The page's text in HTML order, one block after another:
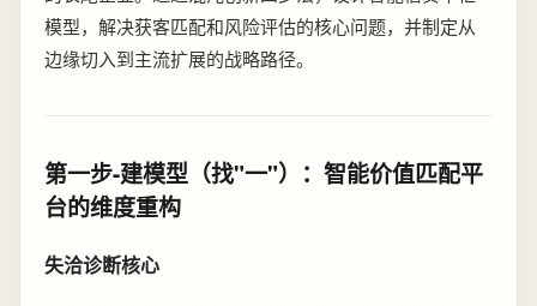
模型，解决获客匹配和风险评估的核心问题，并制定从
边缘切入到主流扩展的战略路径。
第一步-建模型（找"一"）：智能价值匹配平
台的维度重构
失洽诊断核心